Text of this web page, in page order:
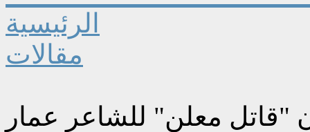
الرئيسية
مقالات
"قاتل معلن" للشاعر عمار